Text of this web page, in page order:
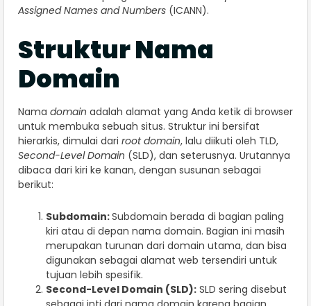
Assigned Names and Numbers (ICANN).
Struktur Nama
Domain
Nama domain adalah alamat yang Anda ketik di browser
untuk membuka sebuah situs. Struktur ini bersifat
hierarkis, dimulai dari root domain, lalu diikuti oleh TLD,
Second-Level Domain (SLD), dan seterusnya. Urutannya
dibaca dari kiri ke kanan, dengan susunan sebagai
berikut:
Subdomain:Subdomain berada di bagian paling
kiri atau di depan nama domain. Bagian ini masih
merupakan turunan dari domain utama, dan bisa
digunakan sebagai alamat web tersendiri untuk
tujuan lebih spesifik.
Second-Level Domain (SLD): SLD sering disebut